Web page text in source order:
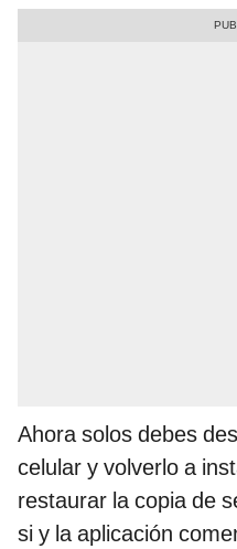
Ahora solos debes
celular y volverlo a
restaurar la copia de
si y la aplicación